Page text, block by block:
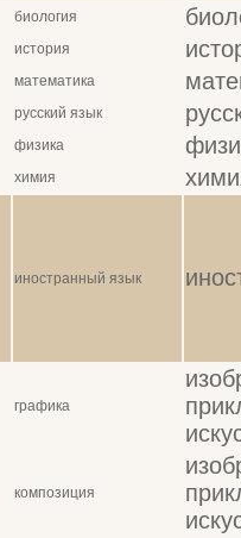
биология
история
математика
русский язык
физика
химия
иностранный язык
графика
композиция